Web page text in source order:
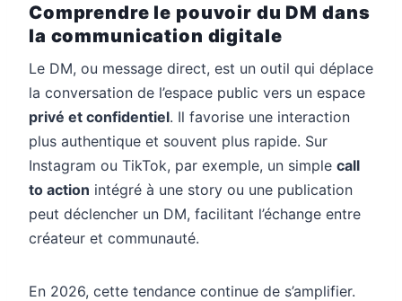
Comprendre le pouvoir du DM dans
la communication digitale
Le DM, ou message direct, est un outil qui déplace
la conversation de l’espace public vers un espace
privé et confidentiel. Il favorise une interaction
plus authentique et souvent plus rapide. Sur
Instagram ou TikTok, par exemple, un simple call
to action intégré à une story ou une publication
peut déclencher un DM, facilitant l’échange entre
créateur et communauté.
En 2026, cette tendance continue de s’amplifier.